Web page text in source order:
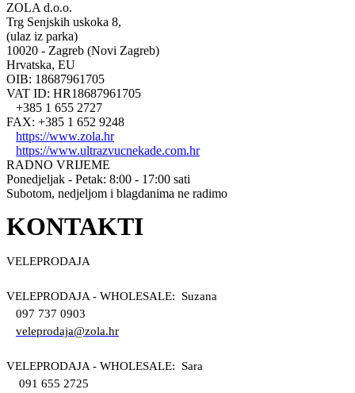
ZOLA d.o.o.
Trg Senjskih uskoka 8,
(ulaz iz parka)
10020 - Zagreb (Novi Zagreb)
Hrvatska, EU
OIB: 18687961705
VAT ID: HR18687961705
+385 1 655 2727
FAX: +385 1 652 9248
https://www.zola.hr
https://www.ultrazvucnekade.com.hr
RADNO VRIJEME
Ponedjeljak - Petak: 8:00 - 17:00 sati
Subotom, nedjeljom i blagdanima ne radimo
KONTAKTI
VELEPRODAJA
VELEPRODAJA - WHOLESALE: Suzana
097 737 0903
veleprodaja@zola.hr
VELEPRODAJA - WHOLESALE: Sara
091 655 2725